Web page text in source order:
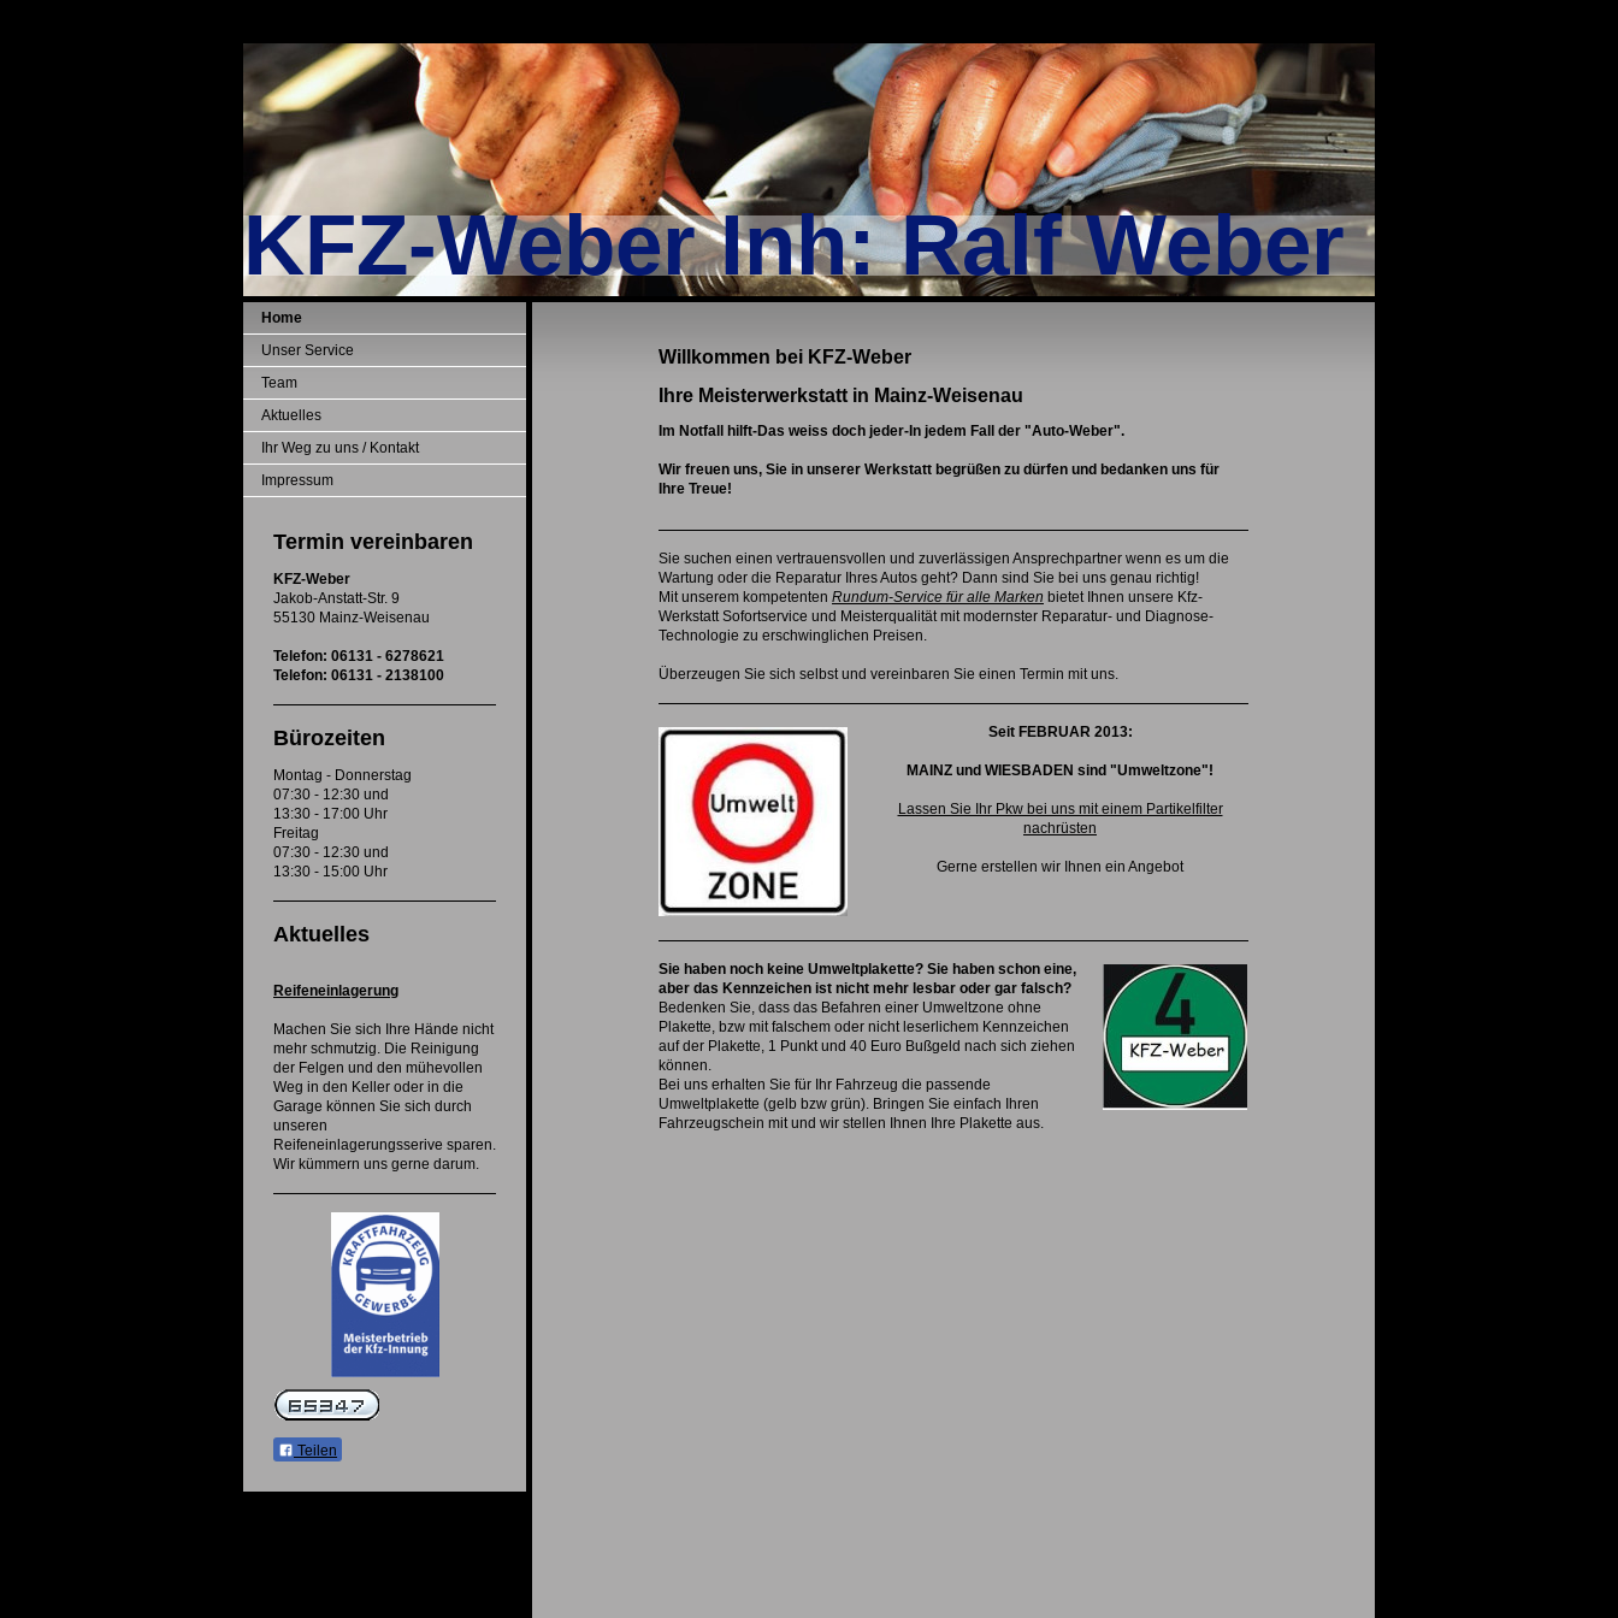
KFZ-Weber Inh: Ralf Weber
Home
Unser Service
Team
Aktuelles
Ihr Weg zu uns / Kontakt
Impressum
Termin vereinbaren
KFZ-Weber
Jakob-Anstatt-Str. 9
55130 Mainz-Weisenau
Telefon: 06131 - 6278621
Telefon: 06131 - 2138100
Bürozeiten
Montag - Donnerstag
07:30 - 12:30 und
13:30 - 17:00 Uhr
Freitag
07:30 - 12:30 und
13:30 - 15:00 Uhr
Aktuelles
Reifeneinlagerung
Machen Sie sich Ihre Hände nicht
mehr schmutzig. Die Reinigung
der Felgen und den mühevollen
Weg in den Keller oder in die
Garage können Sie sich durch
unseren
Reifeneinlagerungsserive sparen.
Wir kümmern uns gerne darum.
Teilen
Willkommen bei KFZ-Weber
Ihre Meisterwerkstatt in Mainz-Weisenau
Im Notfall hilft-Das weiss doch jeder-In jedem Fall der "Auto-Weber".
Wir freuen uns, Sie in unserer Werkstatt begrüßen zu dürfen und bedanken uns für
Ihre Treue!
Sie suchen einen vertrauensvollen und zuverlässigen Ansprechpartner wenn es um die
Wartung oder die Reparatur Ihres Autos geht? Dann sind Sie bei uns genau richtig!
Mit unserem kompetenten Rundum-Service für alle Marken bietet Ihnen unsere Kfz-
Werkstatt Sofortservice und Meisterqualität mit modernster Reparatur- und Diagnose-
Technologie zu erschwinglichen Preisen.
Überzeugen Sie sich selbst und vereinbaren Sie einen Termin mit uns.
Seit FEBRUAR 2013:
MAINZ und WIESBADEN sind "Umweltzone"!
Lassen Sie Ihr Pkw bei uns mit einem Partikelfilter
nachrüsten
Gerne erstellen wir Ihnen ein Angebot
Sie haben noch keine Umweltplakette? Sie haben schon eine,
aber das Kennzeichen ist nicht mehr lesbar oder gar falsch?
Bedenken Sie, dass das Befahren einer Umweltzone ohne
Plakette, bzw mit falschem oder nicht leserlichem Kennzeichen
auf der Plakette, 1 Punkt und 40 Euro Bußgeld nach sich ziehen
können.
Bei uns erhalten Sie für Ihr Fahrzeug die passende
Umweltplakette (gelb bzw grün). Bringen Sie einfach Ihren
Fahrzeugschein mit und wir stellen Ihnen Ihre Plakette aus.